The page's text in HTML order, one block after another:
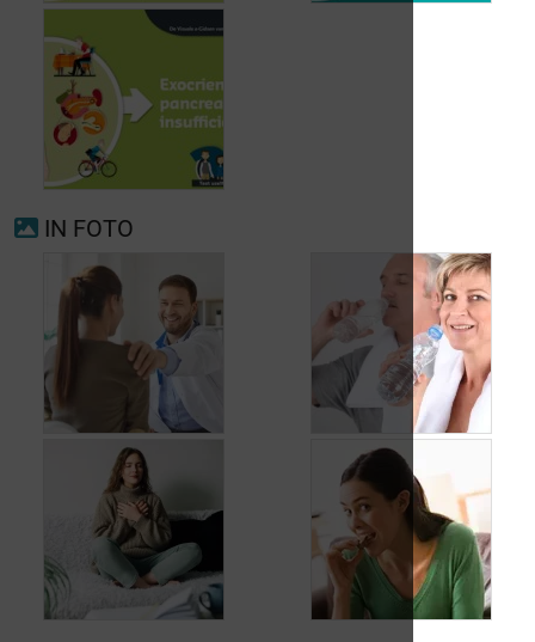
Voorkamerfibrillatie
Exocriene pancreas-
insufficiëntie
IN FOTO
Wanneer opnieuw
uw arts raadplegen
bij migraine of
hoofdpijn?
Hoofdpijn dagelijks
voorkomen